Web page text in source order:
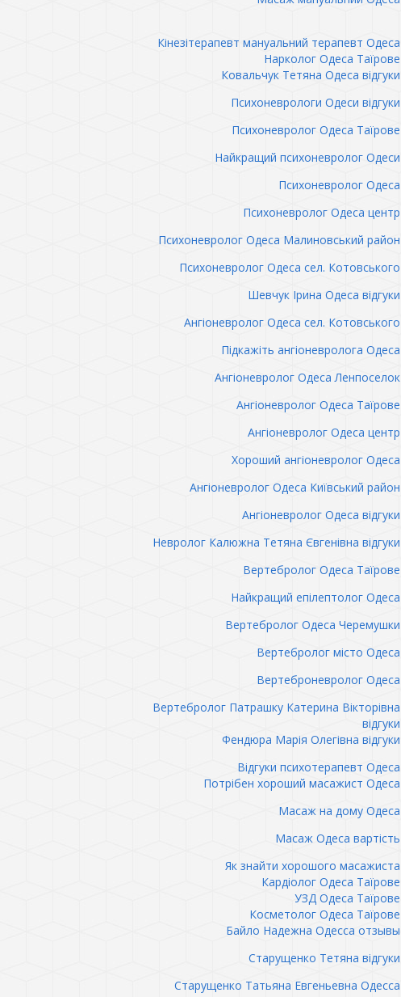
Кінезітерапевт мануальний терапевт Одеса
Нарколог Одеса Таїрове
Ковальчук Тетяна Одеса відгуки
Психоневрологи Одеси відгуки
Психоневролог Одеса Таїрове
Найкращий психоневролог Одеси
Психоневролог Одеса
Психоневролог Одеса центр
Психоневролог Одеса Малиновський район
Психоневролог Одеса сел. Котовського
Шевчук Ірина Одеса відгуки
Ангіоневролог Одеса сел. Котовського
Підкажіть ангіоневролога Одеса
Ангіоневролог Одеса Ленпоселок
Ангіоневролог Одеса Таїрове
Ангіоневролог Одеса центр
Хороший ангіоневролог Одеса
Ангіоневролог Одеса Київський район
Ангіоневролог Одеса відгуки
Невролог Калюжна Тетяна Євгенівна відгуки
Вертебролог Одеса Таїрове
Найкращий епілептолог Одеса
Вертебролог Одеса Черемушки
Вертебролог місто Одеса
Вертеброневролог Одеса
Вертебролог Патрашку Катерина Вікторівна
відгуки
Фендюра Марія Олегівна відгуки
Відгуки психотерапевт Одеса
Потрібен хороший масажист Одеса
Масаж на дому Одеса
Масаж Одеса вартість
Як знайти хорошого масажиста
Кардіолог Одеса Таїрове
УЗД Одеса Таїрове
Косметолог Одеса Таїрове
Байло Надежна Одесса отзывы
Старущенко Тетяна відгуки
Старущенко Татьяна Евгеньевна Одесса